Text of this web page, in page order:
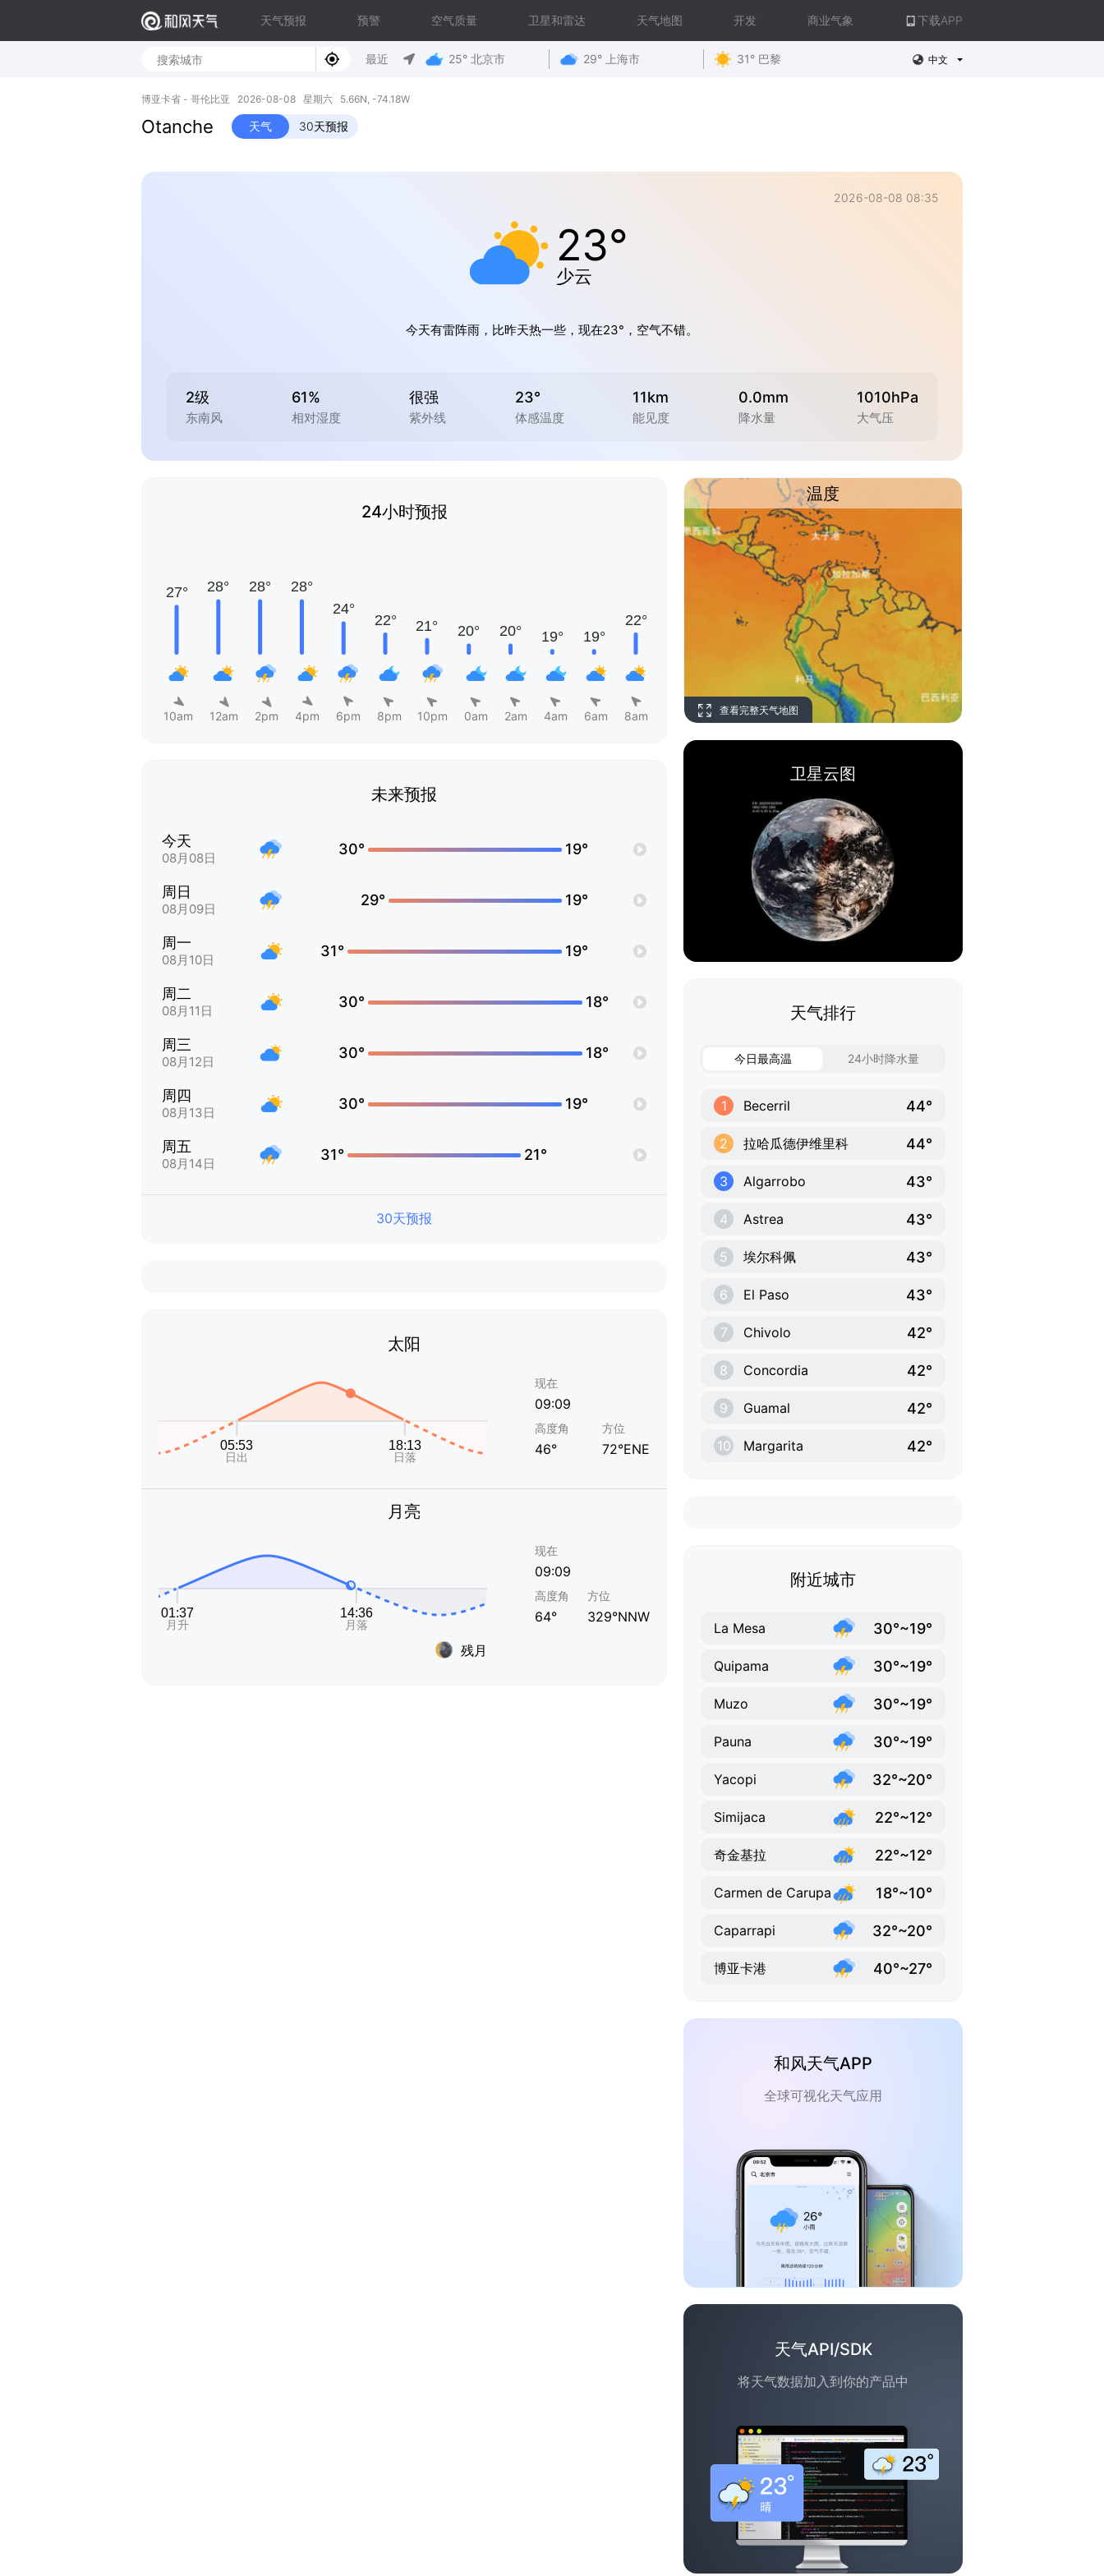
天气预报 预警 空气质量 卫星和雷达 天气地图 开发 商业气象 下载APP
最近 25° 北京市 29° 上海市 31° 巴黎 中文
博亚卡省 - 哥伦比亚 2026-08-08 星期六 5.66N, -74.18W
Otanche 天气 30天预报
2026-08-08 08:35
23°
少云
今天有雷阵雨，比昨天热一些，现在23°，空气不错。
2级
东南风
61%
相对湿度
很强
紫外线
23°
体感温度
11km
能见度
0.0mm
降水量
1010hPa
大气压
24小时预报
10am 12am 2pm 4pm 6pm 8pm 10pm 0am 2am 4am 6am 8am
未来预报
今天
08月08日
30° 19°
周日
08月09日
29° 19°
周一
08月10日
31° 19°
周二
08月11日
30° 18°
周三
08月12日
30° 18°
周四
08月13日
30° 19°
周五
08月14日
31° 21°
30天预报
太阳
现在
09:09
高度角
46°
方位
72°ENE
月亮
残月
现在
09:09
高度角
64°
方位
329°NNW
温度
查看完整天气地图
卫星云图
天气排行
今日最高温 24小时降水量
1 Becerril 44°
2 拉哈瓜德伊维里科 44°
3 Algarrobo 43°
4 Astrea 43°
5 埃尔科佩 43°
6 El Paso 43°
7 Chivolo 42°
8 Concordia 42°
9 Guamal 42°
10 Margarita 42°
附近城市
La Mesa 30°~19°
Quipama 30°~19°
Muzo 30°~19°
Pauna 30°~19°
Yacopi 32°~20°
Simijaca 22°~12°
奇金基拉 22°~12°
Carmen de Carupa 18°~10°
Caparrapi 32°~20°
博亚卡港 40°~27°
和风天气APP
全球可视化天气应用
天气API/SDK
将天气数据加入到你的产品中